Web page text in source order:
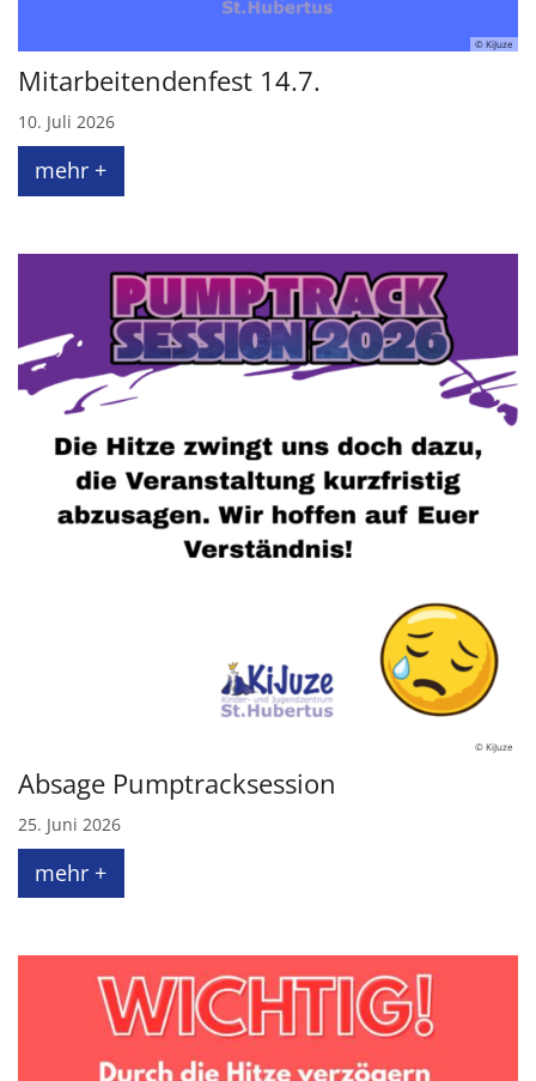
© KiJuze
Mitarbeitendenfest 14.7.
10. Juli 2026
mehr +
© KiJuze
Absage Pumptracksession
25. Juni 2026
mehr +